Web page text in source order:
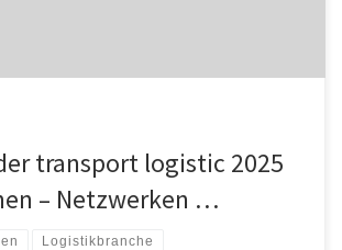
transport logistic 2025
– Netzwerken …
Logistikbranche